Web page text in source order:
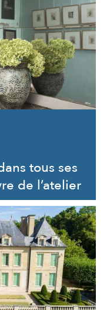
tous ses
de l’atelier